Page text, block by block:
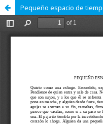
Pequeño espacio de